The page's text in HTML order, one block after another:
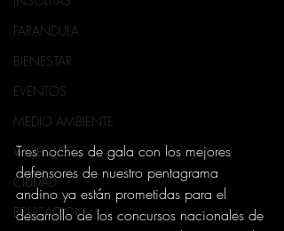
FARANDULA
BIENESTAR
EVENTOS
MEDIO AMBIENTE
VARIEDADES
CIUDAD
EDUCACION
Tres noches de gala con los mejores
defensores de nuestro pentagrama
andino ya están prometidas para el
desarrollo de los concursos nacionales de